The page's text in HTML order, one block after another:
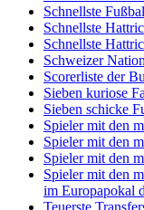
Schnellste
Schnellste
Schnellste
Schweizer
Scorerliste der
Sieben kuriose
Sieben schicke
Spieler mit den
Spieler mit den
Spieler mit den
Spieler mit den
im Europapokal
Teuerste